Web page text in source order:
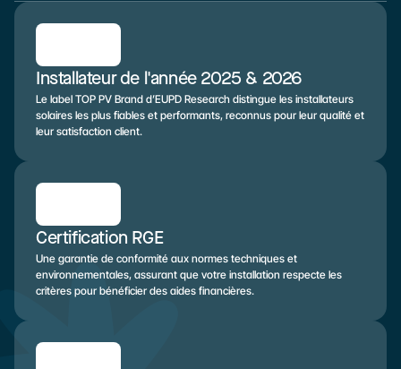
Installateur de l'année 2025 & 2026
Le label TOP PV Brand d’EUPD Research distingue les installateurs
solaires les plus fiables et performants, reconnus pour leur qualité et
leur satisfaction client.
Certification RGE
Une garantie de conformité aux normes techniques et
environnementales, assurant que votre installation respecte les
critères pour bénéficier des aides financières.